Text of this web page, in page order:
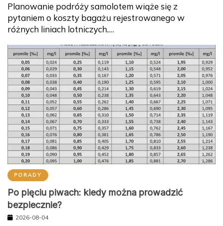
Planowanie podróży samolotem wiąże się z
pytaniem o koszty bagażu rejestrowanego w
różnych liniach lotniczych.…
PORADY
Po pięciu piwach: kiedy można prowadzić
bezpiecznie?
2026-08-04